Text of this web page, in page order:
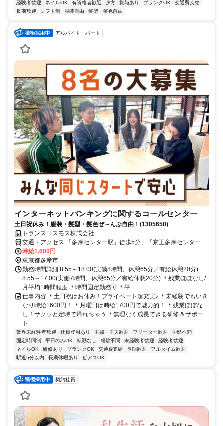
経験者歓迎 ネイルOK 有資格者歓迎 夕方 賞与あり ブランクOK
交通費支給
長期歓迎
シフト制 服装自由 髪型・髪色自由
アルバイト・パート
インターネットバンキングに関するコールセンター
土日祝休み！服装・髪型・髪色ぜ～んぶ自由！(1305650)
トランスコスモス株式会社
交通・アクセス 「多摩センター駅」徒歩5分、「京王多摩センター
駅」「小田急多摩センター駅」徒歩7分
時給1,600円
東京都多摩市
勤務時間詳細 8:55～18:00(実働8時間、休憩65分／有給休憩20分)
8:55～17:00(実働7時間、休憩65分／有給休憩20分) ＊残業ほぼなし/
月平均1時間程度 ＊時間固定勤務可 ＊平...
仕事内容 ＊土日祝はお休み！プライベート超充実♪ ＊未経験でもいき
なり時給1600円！ ＊月曜日は時給1700円で魅力的！ ＊残業ほぼな
し！サクッと定時で帰れちゃう ＊無理なく成長できる研修＆サポー
ト...
業界未経験者歓迎 社員登用あり 主婦・主夫歓迎 フリーター歓迎
学歴不問
固定時間制
平日のみOK 転勤なし 経験不問 未経験者歓迎
経験者歓迎
ネイルOK
研修あり ブランクOK 交通費支給 長期歓迎
フルタイム歓迎
駅近5分以内
長期休暇あり ピアスOK
契約社員